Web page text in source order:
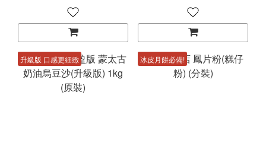
升級版 口感更細緻 冰皮月餅必備!